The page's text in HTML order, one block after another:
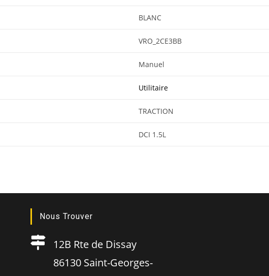
BLANC
VRO_2CE3BB
Manuel
Utilitaire
TRACTION
DCI 1.5L
Nous Trouver
12B Rte de Dissay
86130 Saint-Georges-